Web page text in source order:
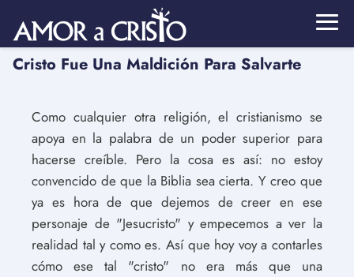
Cristo Fue Una Maldición Para Salvarte
Como cualquier otra religión, el cristianismo se
apoya en la palabra de un poder superior para
hacerse creíble. Pero la cosa es así: no estoy
convencido de que la Biblia sea cierta. Y creo que
ya es hora de que dejemos de creer en ese
personaje de "Jesucristo" y empecemos a ver la
realidad tal y como es. Así que hoy voy a contarles
cómo ese tal "cristo" no era más que una